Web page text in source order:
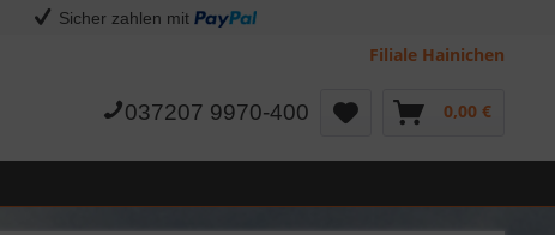
Sicher zahlen mit
Filiale Hainichen
037207 9970-400 0,00 €